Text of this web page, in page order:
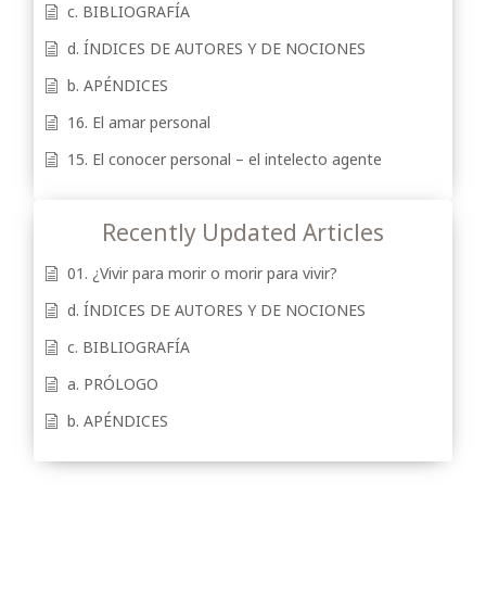
c. BIBLIOGRAFÍA
d. ÍNDICES DE AUTORES Y DE NOCIONES
b. APÉNDICES
16. El amar personal
15. El conocer personal – el intelecto agente
Recently Updated Articles
01. ¿Vivir para morir o morir para vivir?
d. ÍNDICES DE AUTORES Y DE NOCIONES
c. BIBLIOGRAFÍA
a. PRÓLOGO
b. APÉNDICES